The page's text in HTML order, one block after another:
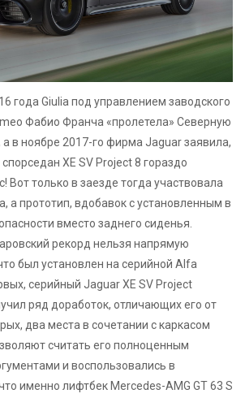
года Giulia под управлением заводского
Фабио Франча «пролетела» Северную
а в ноябре 2017-го фирма Jaguar заявила,
XE SV Project 8 гораздо
Вот только в заезде тогда участвовала
а прототип, вдобавок с установленным в
вместо заднего сиденья.
рекорд нельзя напрямую
был установлен на серийной Alfa
серийный Jaguar XE SV Project
ряд доработок, отличающих его от
два места в сочетании с каркасом
считать его полноценным
и воспользовались в
именно лифтбек Mercedes-AMG GT 63 S